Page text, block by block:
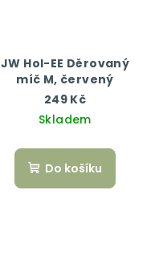
JW Hol-EE Děrovaný
míč M, červený
249 Kč
Skladem
Do košíku